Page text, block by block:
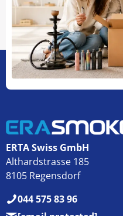
ERTA Swiss GmbH
Althardstrasse 185
8105 Regensdorf
044 575 83 96